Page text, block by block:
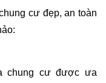
cư đẹp, an toàn
chung cư được ưa